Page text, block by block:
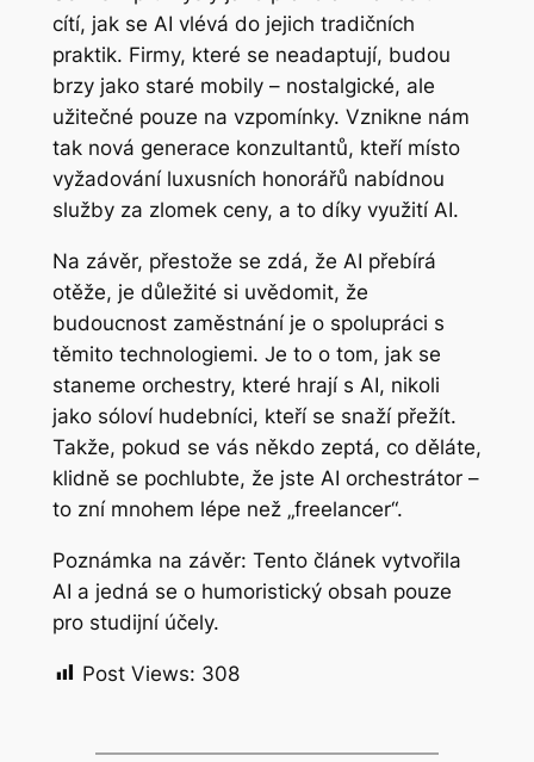
cítí, jak se AI vlévá do jejich tradičních
praktik. Firmy, které se neadaptují, budou
brzy jako staré mobily – nostalgické, ale
užitečné pouze na vzpomínky. Vznikne nám
tak nová generace konzultantů, kteří místo
vyžadování luxusních honorářů nabídnou
služby za zlomek ceny, a to díky využití AI.
Na závěr, přestože se zdá, že AI přebírá
otěže, je důležité si uvědomit, že
budoucnost zaměstnání je o spolupráci s
těmito technologiemi. Je to o tom, jak se
staneme orchestry, které hrají s AI, nikoli
jako sóloví hudebníci, kteří se snaží přežít.
Takže, pokud se vás někdo zeptá, co děláte,
klidně se pochlubte, že jste AI orchestrátor –
to zní mnohem lépe než „freelancer“.
Poznámka na závěr: Tento článek vytvořila
AI a jedná se o humoristický obsah pouze
pro studijní účely.
Post Views: 308